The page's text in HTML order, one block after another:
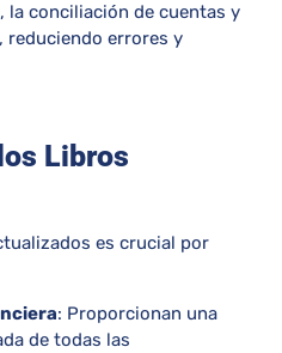
la conciliación de cuentas y
reduciendo errores y
Libros
es crucial por
: Proporcionan una
de todas las